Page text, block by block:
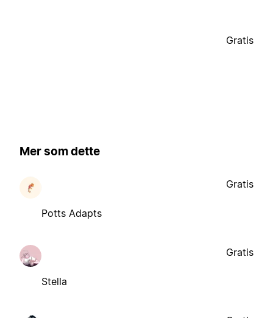
Gratis
Mer som dette
Potts Adapts
Gratis
Stella
Gratis